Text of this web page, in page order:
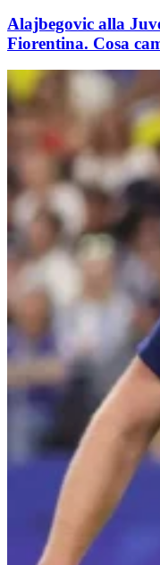
Alajbegovic alla
Fiorentina. Cosa